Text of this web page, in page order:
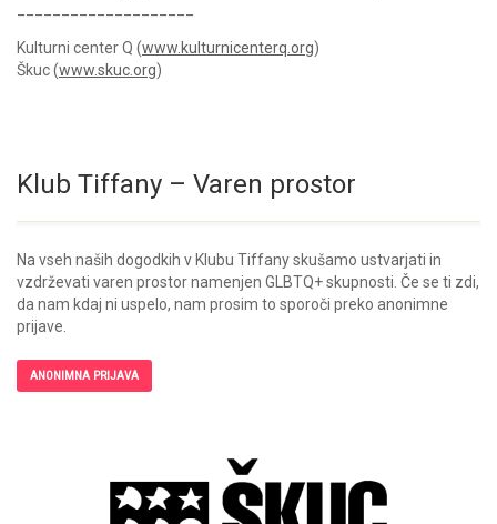
Kulturni center Q (www.kulturnicenterq.org)
Škuc (www.skuc.org)
Klub Tiffany – Varen prostor
Na vseh naših dogodkih v Klubu Tiffany skušamo ustvarjati in
vzdrževati varen prostor namenjen GLBTQ+ skupnosti. Če se ti zdi,
da nam kdaj ni uspelo, nam prosim to sporoči preko anonimne
prijave.
ANONIMNA PRIJAVA